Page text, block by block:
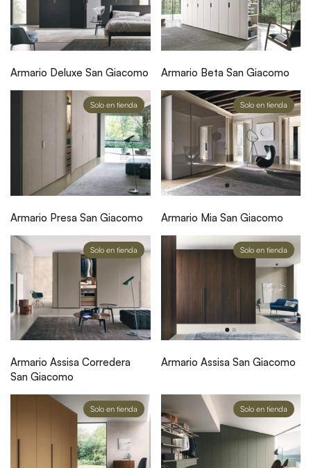
Armario Deluxe San Giacomo Armario Beta San Giacomo
Armario Presa San Giacomo
Solo en tienda
Armario Mia San Giacomo
Solo en tienda
Armario Assisa Corredera
San Giacomo
Solo en tienda
Armario Assisa San Giacomo
Solo en tienda
Solo en tienda Solo en tienda